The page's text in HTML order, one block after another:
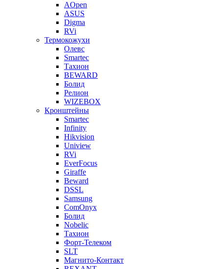
AOpen
ASUS
Digma
RVi
Термокожухи
Олевс
Smartec
Тахион
BEWARD
Болид
Релион
WIZEBOX
Кронштейны
Smartec
Infinity
Hikvision
Uniview
RVi
EverFocus
Giraffe
Beward
DSSL
Samsung
ComOnyx
Болид
Nobelic
Тахион
Форт-Телеком
SLT
Магнито-Контакт